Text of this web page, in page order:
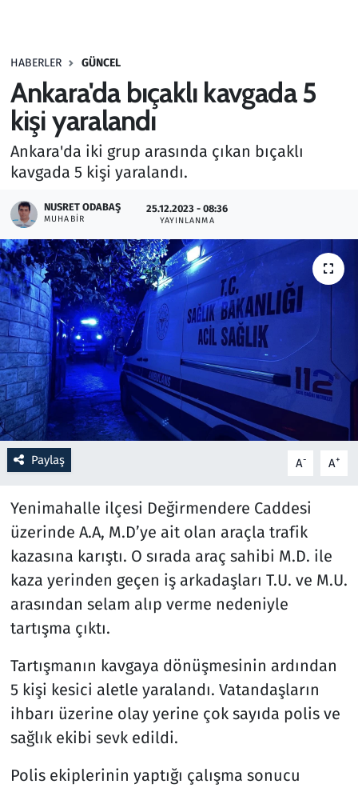
HABERLER GÜNCEL
Ankara'da bıçaklı kavgada 5
kişi yaralandı
Ankara'da iki grup arasında çıkan bıçaklı
kavgada 5 kişi yaralandı.
NUSRET ODABAŞ
MUHABIR
25.12.2023 - 08:36
YAYINLANMA
Paylaş A- A+
Yenimahalle ilçesi Değirmendere Caddesi
üzerinde A.A, M.D’ye ait olan araçla trafik
kazasına karıştı. O sırada araç sahibi M.D. ile
kaza yerinden geçen iş arkadaşları T.U. ve M.U.
arasından selam alıp verme nedeniyle
tartışma çıktı.
Tartışmanın kavgaya dönüşmesinin ardından
5 kişi kesici aletle yaralandı. Vatandaşların
ihbarı üzerine olay yerine çok sayıda polis ve
sağlık ekibi sevk edildi.
Polis ekiplerinin yaptığı çalışma sonucu
Haber
Kültür Sanat
Kurumsal Haberler
Otomobil
Oyun
Ramazan
Resmi İlanlar
Rüya Tabirleri
Sağlık
Savunma Sanayi
Seçim 2023
Spor
Teknoloji ve Bilim
Televizyon